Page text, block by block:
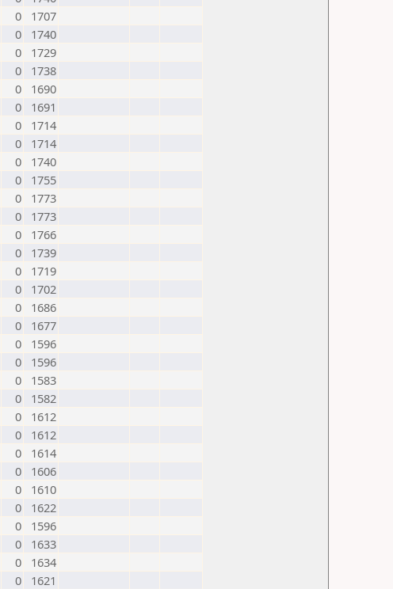
0
1707
0
1740
0
1729
0
1738
0
1690
0
1691
0
1714
0
1714
0
1740
0
1755
0
1773
0
1773
0
1766
0
1739
0
1719
0
1702
0
1686
0
1677
0
1596
0
1596
0
1583
0
1582
0
1612
0
1612
0
1614
0
1606
0
1610
0
1622
0
1596
0
1633
0
1634
0
1621